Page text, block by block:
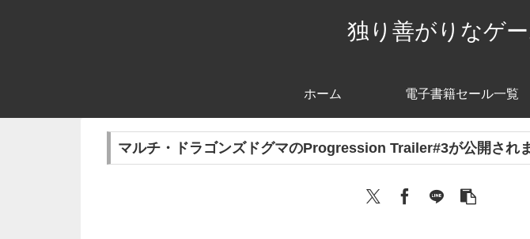
独り善がりなゲ
ホーム 電子書籍セール一覧
マルチ・ドラゴンズドグマのProgression Trailer#3が公開され